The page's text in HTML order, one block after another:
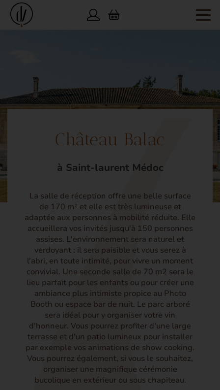
Château Balac
à Saint-laurent Médoc
La salle de réception offre une belle surface
de 170 m² et elle est très lumineuse et
adaptée aux personnes à mobilité réduite. Elle
accueillera vos invités jusqu'à 150 personnes
assises. L'environnement sera naturel et
verdoyant : il sera paisible et vous serez à
l'abri, en toute intimité, pour vivre un moment
convivial. Une seconde salle de 70 m2 sera le
lieu parfait pour les enfants ou pour créer une
ambiance plus intimiste propice au Photo
Booth ou espace bar de nuit. Le parc arboré
sera idéal pour y organiser votre vin
d'honneur. Vous pourrez profiter d'une large
terrasse et d'un patio lumineux pour installer
par exemple vos animations de show cooking.
Vous pourrez également, si vous le souhaitez,
organiser une magnifique cérémonie
bucolique en extérieur ou sous chapiteau.